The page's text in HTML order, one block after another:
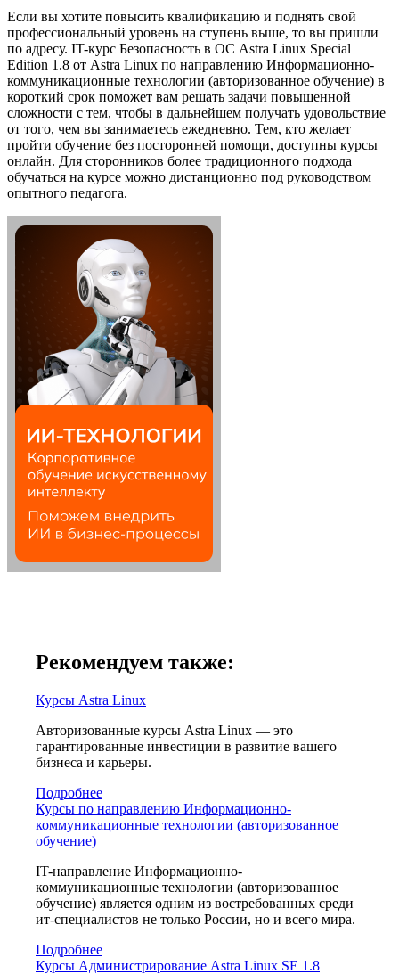
Если вы хотите повысить квалификацию и поднять свой
профессиональный уровень на ступень выше, то вы пришли
по адресу. IT-курс Безопасность в ОС Astra Linux Special
Edition 1.8 от Astra Linux по направлению Информационно-
коммуникационные технологии (авторизованное обучение) в
короткий срок поможет вам решать задачи повышенной
сложности с тем, чтобы в дальнейшем получать удовольствие
от того, чем вы занимаетесь ежедневно. Тем, кто желает
пройти обучение без посторонней помощи, доступны курсы
онлайн. Для сторонников более традиционного подхода
обучаться на курсе можно дистанционно под руководством
опытного педагога.
Рекомендуем также:
Курсы Astra Linux
Авторизованные курсы Astra Linux — это
гарантированные инвестиции в развитие вашего
бизнеса и карьеры.
Подробнее
Курсы по направлению Информационно-
коммуникационные технологии (авторизованное
обучение)
IT-направление Информационно-
коммуникационные технологии (авторизованное
обучение) является одним из востребованных среди
ит-специалистов не только России, но и всего мира.
Подробнее
Курсы Администрирование Astra Linux SE 1.8